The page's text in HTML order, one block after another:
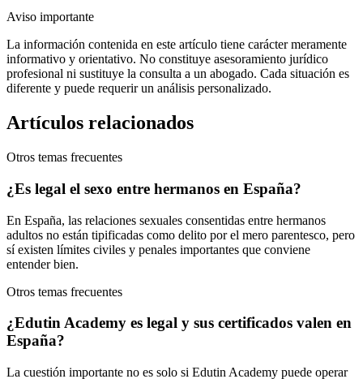
Aviso importante
La información contenida en este artículo tiene carácter meramente
informativo y orientativo. No constituye asesoramiento jurídico
profesional ni sustituye la consulta a un abogado. Cada situación es
diferente y puede requerir un análisis personalizado.
Artículos relacionados
Otros temas frecuentes
¿Es legal el sexo entre hermanos en España?
En España, las relaciones sexuales consentidas entre hermanos
adultos no están tipificadas como delito por el mero parentesco, pero
sí existen límites civiles y penales importantes que conviene
entender bien.
Otros temas frecuentes
¿Edutin Academy es legal y sus certificados valen en
España?
La cuestión importante no es solo si Edutin Academy puede operar